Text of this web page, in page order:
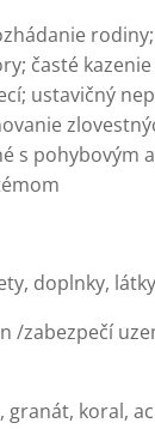
časté
ustavičný
s pohybovým
doplnky,
/zabezpečí
koral,